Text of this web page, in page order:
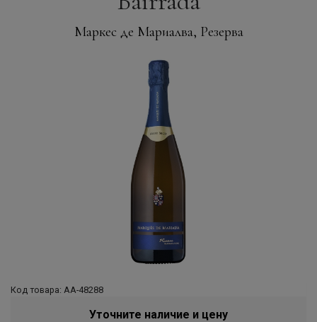
Маркес де Мариалва, Резерва
Код товара: АА-48288
Уточните наличие и цену